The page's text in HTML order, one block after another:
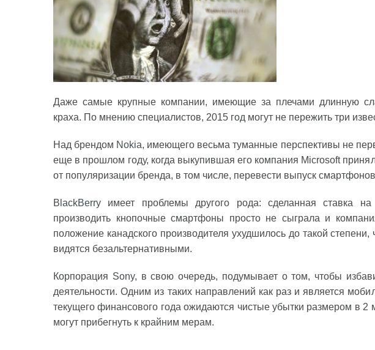
Даже самые крупные компании, имеющие за плечами длинную
краха. По мнению специалистов, 2015 год могут не пережить три
Над брендом Nokia, имеющего весьма туманные перспективы не
еще в прошлом году, когда выкупившая его компания Microsoft
от популяризации бренда, в том числе, перевести выпуск смартфонов
BlackBerry имеет проблемы другого рода: сделанная ставка
производить кнопочные смартфоны просто не сыграла и
положение канадского производителя ухудшилось до такой
видятся безальтернативными.
Корпорация Sony, в свою очередь, подумывает о том, чтобы
деятельности. Одним из таких направлений как раз и является
текущего финансового года ожидаются чистые убытки размером в
могут прибегнуть к крайним мерам.